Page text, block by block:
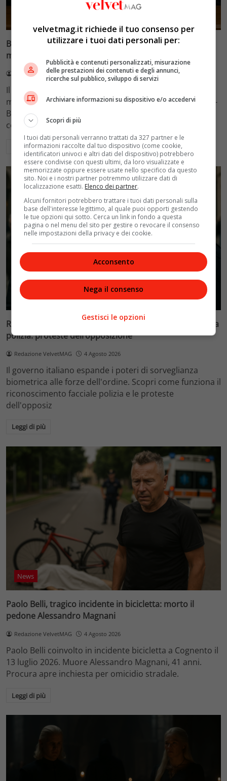
Blasi vs Totti: il giudice riduce l’assegno di
mantenimento a 10.900 euro
Redazione VelvetMAG 4 Agosto 2026
Il Tribunale di Roma ha fissato l'assegno di
mantenimento figli a 10.900 euro mensili nel caso Totti-
Blasi, respingendo la richiesta di 20mila euro della
conduttrice.
Leggi di più
Politica
Riconoscimento facciale, il governo accelera i poteri alla
polizia: proteste dell’opposizione
Redazione VelvetMAG 4 Agosto 2026
Il governo italiano espande i poteri di sorveglianza
biometrica alle forze dell'ordine. Scopri come funziona il
riconoscimento facciale polizia e le proteste
dell'opposiz
Leggi di più
News
Paolo Belli, tragico incidente in bicicletta: morto il
pedone Alessandro Magnani
Redazione VelvetMAG 4 Agosto 2026
Paolo Belli coinvolto in incidente bicicletta a Cognento il
13 luglio 2026. Muore Alessandro Magnani, 41 anni.
Procura apre inchiesta per omicidio stradale.
Leggi di più
velvetmag.it richiede il tuo consenso per
utilizzare i tuoi dati personali per:
Pubblicità e contenuti personalizzati, misurazione
delle prestazioni dei contenuti e degli annunci,
ricerche sul pubblico, sviluppo di servizi
Archiviare informazioni su dispositivo e/o accedervi
Scopri di più
I tuoi dati personali verranno trattati da 327 partner e le
informazioni raccolte dal tuo dispositivo (come cookie,
identificatori univoci e altri dati del dispositivo) potrebbero
essere condivise con questi ultimi, da loro visualizzate e
memorizzate oppure essere usate nello specifico da questo
sito. Noi e i nostri partner potremmo utilizzare dati di
localizzazione esatti. Elenco dei partner.
Alcuni fornitori potrebbero trattare i tuoi dati personali sulla
base dell'interesse legittimo, al quale puoi opporti gestendo
le tue opzioni qui sotto. Cerca un link in fondo a questa
pagina o nel menu del sito per gestire o revocare il consenso
nelle impostazioni della privacy e dei cookie.
Acconsento
Nega il consenso
Gestisci le opzioni